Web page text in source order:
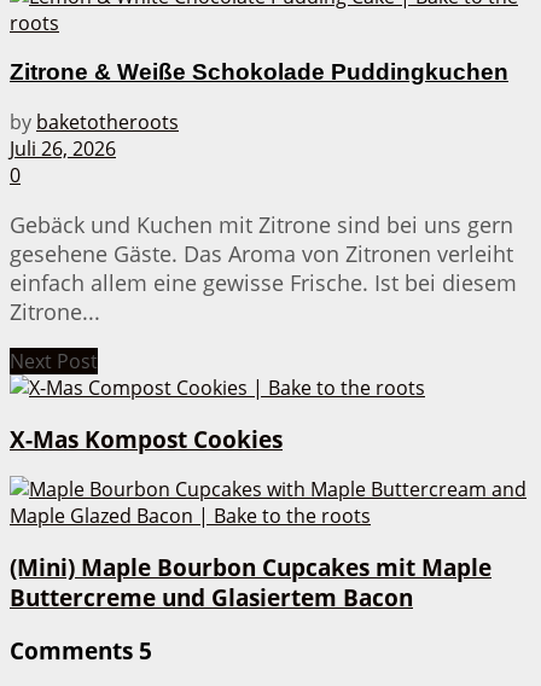
Zitrone & Weiße Schokolade Puddingkuchen
by baketotheroots
Juli 26, 2026
0
Gebäck und Kuchen mit Zitrone sind bei uns gern
gesehene Gäste. Das Aroma von Zitronen verleiht
einfach allem eine gewisse Frische. Ist bei diesem
Zitrone...
Next Post
X-Mas Kompost Cookies
(Mini) Maple Bourbon Cupcakes mit Maple
Buttercreme und Glasiertem Bacon
Comments 5